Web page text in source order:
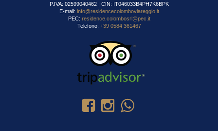
P.IVA: 02599040462 | CIN: IT046033B4PH7K6BPK
E-mail: info@residencecolomboviareggio.it
PEC: residence.colombosrl@pec.it
Telefono: +39 0584 361467